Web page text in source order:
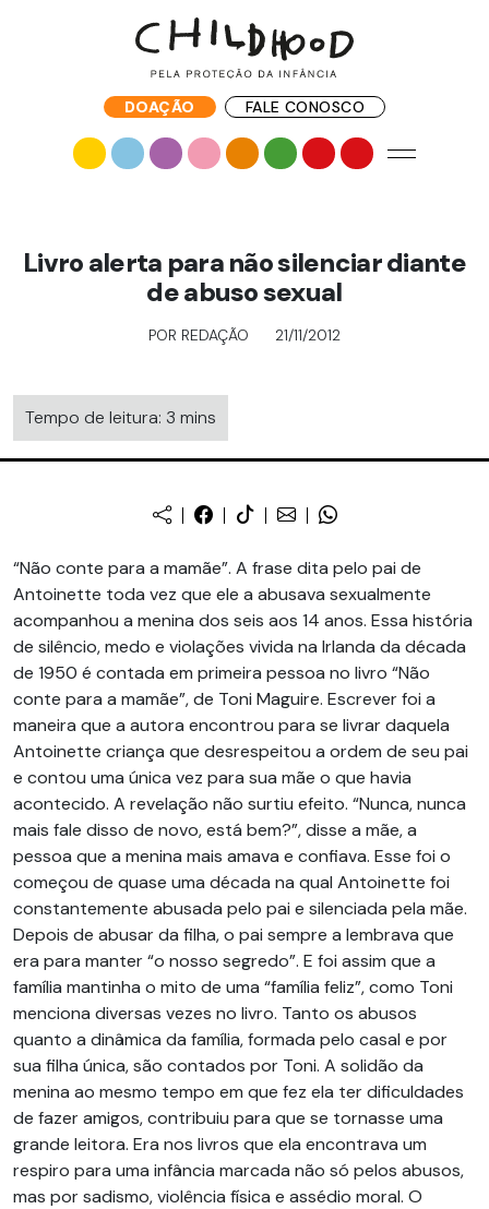
DOAÇÃO FALE CONOSCO
Livro alerta para não silenciar diante
de abuso sexual
POR REDAÇÃO 21/11/2012
Tempo de leitura: 3 mins
“Não conte para a mamãe”. A frase dita pelo pai de
Antoinette toda vez que ele a abusava sexualmente
acompanhou a menina dos seis aos 14 anos. Essa história
de silêncio, medo e violações vivida na Irlanda da década
de 1950 é contada em primeira pessoa no livro “Não
conte para a mamãe”, de Toni Maguire. Escrever foi a
maneira que a autora encontrou para se livrar daquela
Antoinette criança que desrespeitou a ordem de seu pai
e contou uma única vez para sua mãe o que havia
acontecido. A revelação não surtiu efeito. “Nunca, nunca
mais fale disso de novo, está bem?”, disse a mãe, a
pessoa que a menina mais amava e confiava. Esse foi o
começou de quase uma década na qual Antoinette foi
constantemente abusada pelo pai e silenciada pela mãe.
Depois de abusar da filha, o pai sempre a lembrava que
era para manter “o nosso segredo”. E foi assim que a
família mantinha o mito de uma “família feliz”, como Toni
menciona diversas vezes no livro. Tanto os abusos
quanto a dinâmica da família, formada pelo casal e por
sua filha única, são contados por Toni. A solidão da
menina ao mesmo tempo em que fez ela ter dificuldades
de fazer amigos, contribuiu para que se tornasse uma
grande leitora. Era nos livros que ela encontrava um
respiro para uma infância marcada não só pelos abusos,
mas por sadismo, violência física e assédio moral. O